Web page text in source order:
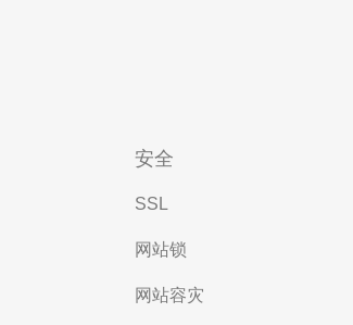
安全
SSL
网站锁
网站容灾